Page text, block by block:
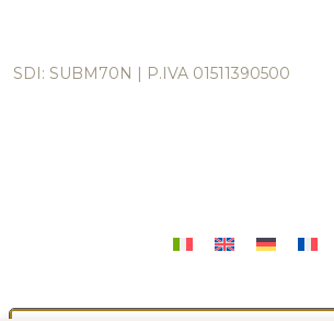
SDI: SUBM70N | P.IVA 01511390500